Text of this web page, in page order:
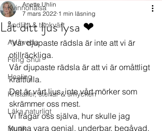
Kvinnohälsa
Andligt & tänkvärt
Ayurveda
Feng Shui
Healing
Kristaller, stenar & smycken
Läka naturligt
Musik
Låt ditt ljus lysa ❤
Anette Uhlin
7 mars 2022 1 min läsning
“Vår djupaste rädsla är inte att vi är
otillräckliga.
Vår djupaste rädsla är att vi är omåttligt
kraftfulla.
Det är vårt ljus, inte vårt mörker som
skrämmer oss mest.
Vi frågar oss själva, hur skulle jag
kunna vara genial, underbar, begåvad,